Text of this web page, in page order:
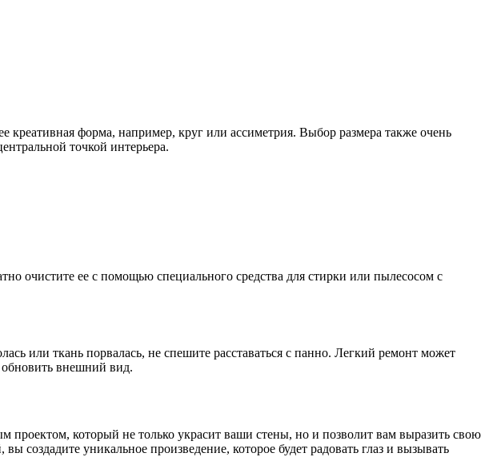
форма, например, круг или ассиметрия. Выбор размера также очень
точкой интерьера.
очистите ее с помощью специального средства для стирки или пылесосом с
или ткань порвалась, не спешите расставаться с панно. Легкий ремонт может
обновить внешний вид.
проектом, который не только украсит ваши стены, но и позволит вам выразить свою
уникальное произведение, которое будет радовать глаз и вызывать